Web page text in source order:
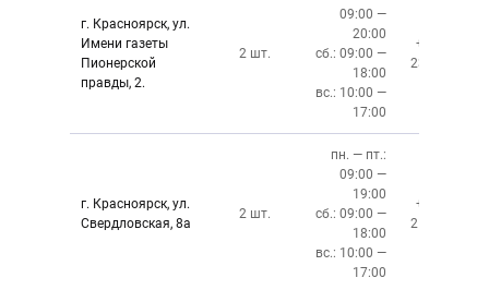
г. Красноярск, ул.
Имени газеты
Пионерской
правды, 2.
2 шт.
09:00 —
20:00
сб.: 09:00 —
18:00
вс.: 10:00 —
17:00
+7 (391)
237-34-34
г. Красноярск, ул.
Свердловская, 8а
2 шт.
пн. — пт.:
09:00 —
19:00
сб.: 09:00 —
18:00
вс.: 10:00 —
17:00
+7 (391)
219-27-50